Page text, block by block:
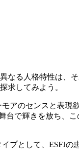
なる人格特性は、
求してみよう。
アのセンスと表現
台で輝きを放ち、
プとして、ESFJ